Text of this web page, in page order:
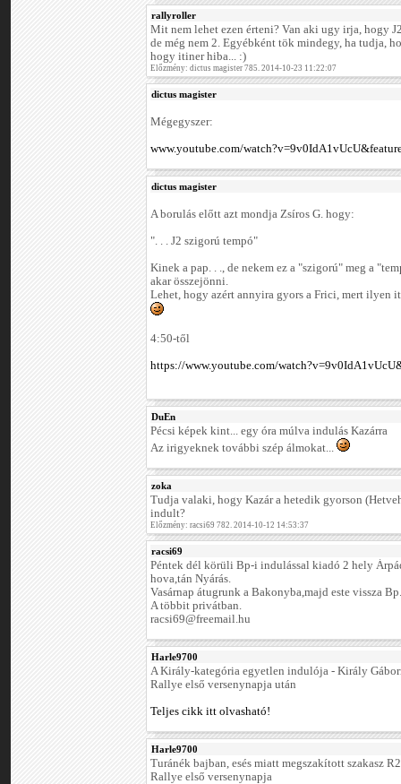
rallyroller
Mit nem lehet ezen érteni? Van aki ugy irja, hogy
de még nem 2. Egyébként tök mindegy, ha tudja,
hogy itiner hiba... :)
Előzmény: dictus magister 785. 2014-10-23 11:22:07
dictus magister
Mégegyszer:
www.youtube.com/
dictus magister
A borulás előtt azt mondja Zsíros G. hogy:
". . . J2 szigorú tempó"
Kinek a pap. . ., de nekem ez a "szigorú" meg a
akar összejönni.
Lehet, hogy azért annyira gyors a Frici, mert ilyen
4:50-től
https://www.youtube.com/
DuEn
Pécsi képek kint... egy óra múlva indulás Kazárra
Az irigyeknek további szép álmokat...
zoka
Tudja valaki, hogy Kazár a hetedik gyorson
indult?
Előzmény: racsi69 782. 2014-10-12 14:53:37
racsi69
Péntek dél körüli Bp-i indulással kiadó 2 hely
hova,tán Nyárás.
Vasárnap átugrunk a Bakonyba,majd este vissza Bp.
A többit privátban.
racsi69@freemail.hu
Harle9700
A Király-kategória egyetlen indulója - Király
Rallye első versenynapja után
Teljes cikk itt olvasható!
Harle9700
Turánék bajban, esés miatt megszakított szakasz
Rallye első versenynapja